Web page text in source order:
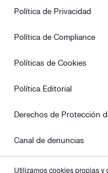
Utilizamos cookies propias
Política de Privacidad
Política de Compliance
Políticas de Cookies
Política Editorial
Derechos de Protección
Canal de denuncias
Plan de Igualdad